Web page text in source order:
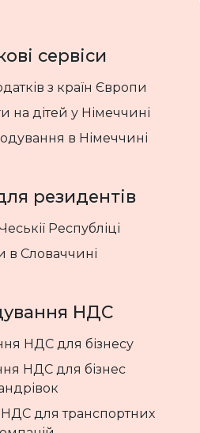
сервіси
з країн Європи
на дітей у Німеччині
в Німеччині
резидентів
Республіці
в Словаччині
НДС
НДС для бізнесу
НДС для бізнес
для транспортних